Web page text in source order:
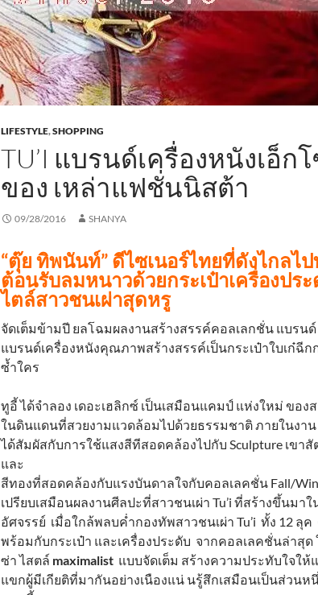
LIFESTYLE,SHOPPING
TU’I แบรนด์เครื่องหนังเอ็ก
ของ เหล่าแฟชั่นนิสต้า
09/28/2016 SHANYA
“ตุ๊ย ทิพนันท์” ดีไซเนอร์ไทยที่ดังไกลไ
ต้อนรับลมหนาวด้วยกระเป๋าเครื่องปร
ไตล์สาวชนเผ่าสุดหรู
จัดเต็มข้ามปี ยลโฉมผลงานสร้างสรรค์คอลเลกชั่น แบรนด์
แบรนด์เครื่องหนังคุณภาพสร้างสรรค์เป็นกระเป๋าใบเก๋ฉี
ซ้ำใคร
ทูอี้ ได้จำลอง เดอะเฮลิกซ์ เป็นเสมือนแคมป์ แห่งใหม่ ของส
ในดินแดนที่สวยงามแวดล้อมไปด้วยธรรมชาติ ภายในงา
ได้สัมผัสกับการใช้แสงสีทีสอดคล้องไปกับ Sculpture เขาสั
และ
สีทองที่สอดคล้องกับแรงบันดาลใจกับคอลเลคชั่น Fall/
เปรียบเสมือนผลงานศีลปะที่สาวชนเผ่า Tu’i ที่สร้างขึ้นมา
อัศจรรย์ เมื่อใกล้พลบค่ำกองทัพสาวชนเผ่า Tu’i ทั้ง 12 ลุ
พร้อมกับกระเป๋า และเครื่องประดับ จากคอลเลคชั่นล่าสุด
ซ่า ไสตล์ maximalist แบบจัดเต็ม สร้างความประทับใจให้
แขกผู้มีเกียติที่มากันอย่างเนืองแน่ นรู้สึกเสมือนเป็นส่วนห